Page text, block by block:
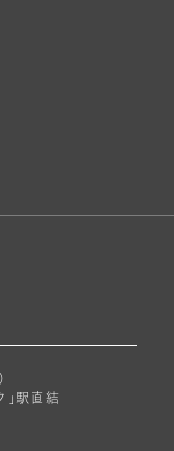
」駅直結